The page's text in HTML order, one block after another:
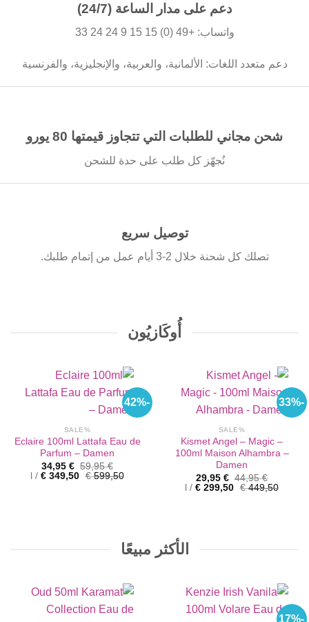
دعم على مدار الساعة (24/7)
واتساب: +49 (0) 15 15 9 24 24 33
دعم متعدد اللغات: الألمانية، والعربية، والإنجليزية، والفرنسية
شحن مجاني للطلبات التي تتجاوز قيمتها 80 يورو
نُجهّز كل طلب على حدة للشحن
توصيل سريع
تصلك كل شحنة خلال 2-3 أيام عمل من إتمام طلبك.
أُوكَازيُون
-33%
%SALE
Kismet Angel – Magic –
100ml Maison Alhambra –
Damen
44,95€
السعر
الأصلي
هو:
29,95 €
السعر
الحالي
449,50
€
299,50
€
/
-42%
%SALE
Eclaire 100ml Lattafa Eau de
Parfum – Damen
59,95€
السعر
الأصلي
هو:
34,95 €
السعر
الحالي
599,50
€
349,50
€
/
الأكثر مبيعًا
-17%